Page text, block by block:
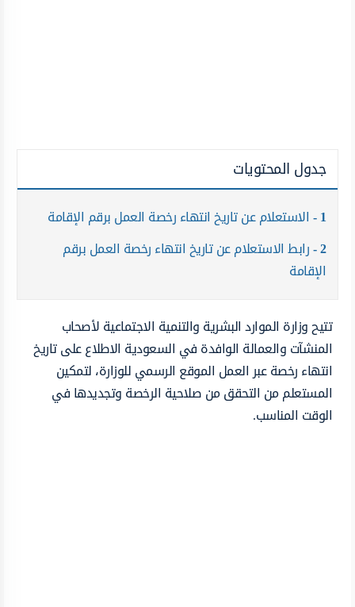
جدول المحتويات
1 الاستعلام عن تاريخ انتهاء رخصة العمل برقم الإقامة
2 رابط الاستعلام عن تاريخ انتهاء رخصة العمل برقم
الإقامة
تتيح وزارة الموارد البشرية والتنمية الاجتماعية لأصحاب
المنشآت والعمالة الوافدة في السعودية الاطلاع على تاريخ
انتهاء رخصة عبر العمل الموقع الرسمي للوزارة، لتمكين
المستعلم من التحقق من صلاحية الرخصة وتجديدها في
الوقت المناسب.